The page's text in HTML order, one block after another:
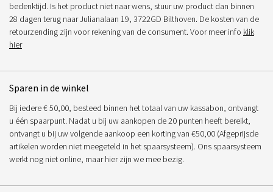
bedenktijd. Is het product niet naar wens, stuur uw product dan binnen
28 dagen terug naar Julianalaan 19, 3722GD Bilthoven. De kosten van de
retourzending zijn voor rekening van de consument. Voor meer info klik
hier
Sparen in de winkel
Bij iedere € 50,00, besteed binnen het totaal van uw kassabon, ontvangt
u één spaarpunt. Nadat u bij uw aankopen de 20 punten heeft bereikt,
ontvangt u bij uw volgende aankoop een korting van €50,00 (Afgeprijsde
artikelen worden niet meegeteld in het spaarsysteem). Ons spaarsysteem
werkt nog niet online, maar hier zijn we mee bezig.